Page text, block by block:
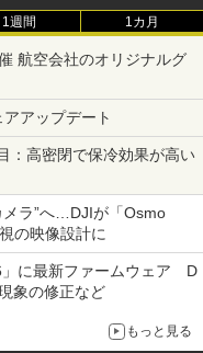
1週間 1カ月
航空会社のオリジナルグ
アアップデート
：高密閉で保冷効果が高い
メラ”へ…DJIが「Osmo
の映像設計に
」に最新ファームウェア D
象の修正など
もっと見る